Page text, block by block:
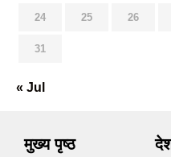
24 25 26
31
« Jul
मुख्य पृष्ठ